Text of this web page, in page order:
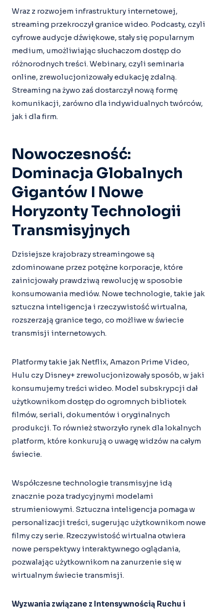
Wraz z rozwojem infrastruktury internetowej,
streaming przekroczył granice wideo. Podcasty, czyli
cyfrowe audycje dźwiękowe, stały się popularnym
medium, umożliwiając słuchaczom dostęp do
różnorodnych treści. Webinary, czyli seminaria
online, zrewolucjonizowały edukację zdalną.
Streaming na żywo zaś dostarczył nową formę
komunikacji, zarówno dla indywidualnych twórców,
jak i dla firm.
Nowoczesność:
Dominacja Globalnych
Gigantów I Nowe
Horyzonty Technologii
Transmisyjnych
Dzisiejsze krajobrazy streamingowe są
zdominowane przez potężne korporacje, które
zainicjowały prawdziwą rewolucję w sposobie
konsumowania mediów. Nowe technologie, takie jak
sztuczna inteligencja i rzeczywistość wirtualna,
rozszerzają granice tego, co możliwe w świecie
transmisji internetowych.
Platformy takie jak Netflix, Amazon Prime Video,
Hulu czy Disney+ zrewolucjonizowały sposób, w jaki
konsumujemy treści wideo. Model subskrypcji dał
użytkownikom dostęp do ogromnych bibliotek
filmów, seriali, dokumentów i oryginalnych
produkcji. To również stworzyło rynek dla lokalnych
platform, które konkurują o uwagę widzów na całym
świecie.
Współczesne technologie transmisyjne idą
znacznie poza tradycyjnymi modelami
strumieniowymi. Sztuczna inteligencja pomaga w
personalizacji treści, sugerując użytkownikom nowe
filmy czy serie. Rzeczywistość wirtualna otwiera
nowe perspektywy interaktywnego oglądania,
pozwalając użytkownikom na zanurzenie się w
wirtualnym świecie transmisji.
Wyzwania związane z Intensywnością Ruchu i